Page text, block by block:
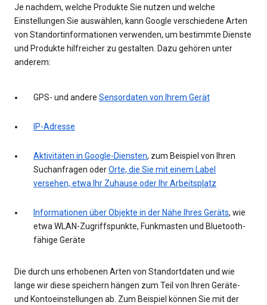
Je nachdem, welche Produkte Sie nutzen und welche
Einstellungen Sie auswählen, kann Google verschiedene Arten
von Standortinformationen verwenden, um bestimmte Dienste
und Produkte hilfreicher zu gestalten. Dazu gehören unter
anderem:
GPS- und andere Sensordaten von Ihrem Gerät
IP-Adresse
Aktivitäten in Google-Diensten, zum Beispiel von Ihren
Suchanfragen oderOrte, die Sie mit einem Label
versehen, etwa Ihr Zuhause oder Ihr Arbeitsplatz
Informationen über Objekte in der Nähe Ihres Geräts, wie
etwa WLAN-Zugriffspunkte, Funkmasten und Bluetooth-
fähige Geräte
Die durch uns erhobenen Arten von Standortdaten und wie
lange wir diese speichern hängen zum Teil von Ihren Geräte-
und Kontoeinstellungen ab. Zum Beispiel können Sie mit der